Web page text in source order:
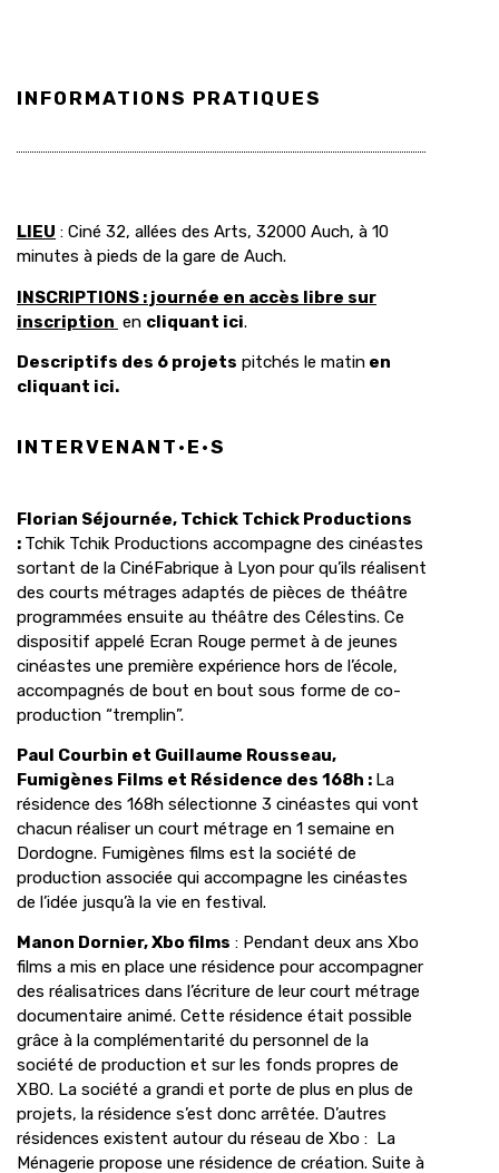
INFORMATIONS PRATIQUES
LIEU : Ciné 32, allées des Arts, 32000 Auch, à 10
minutes à pieds de la gare de Auch.
INSCRIPTIONS : journée en accès libre sur
inscription en cliquant ici.
Descriptifs des 6 projets pitchés le matin en
cliquant ici.
INTERVENANT·E·S
Florian Séjournée, Tchick Tchick Productions
: Tchik Tchik Productions accompagne des cinéastes
sortant de la CinéFabrique à Lyon pour qu’ils réalisent
des courts métrages adaptés de pièces de théâtre
programmées ensuite au théâtre des Célestins. Ce
dispositif appelé Ecran Rouge permet à de jeunes
cinéastes une première expérience hors de l’école,
accompagnés de bout en bout sous forme de co-
production “tremplin”.
Paul Courbin et Guillaume Rousseau,
Fumigènes Films et Résidence des 168h : La
résidence des 168h sélectionne 3 cinéastes qui vont
chacun réaliser un court métrage en 1 semaine en
Dordogne. Fumigènes films est la société de
production associée qui accompagne les cinéastes
de l’idée jusqu’à la vie en festival.
Manon Dornier, Xbo films : Pendant deux ans Xbo
films a mis en place une résidence pour accompagner
des réalisatrices dans l’écriture de leur court métrage
documentaire animé. Cette résidence était possible
grâce à la complémentarité du personnel de la
société de production et sur les fonds propres de
XBO. La société a grandi et porte de plus en plus de
projets, la résidence s’est donc arrêtée. D’autres
résidences existent autour du réseau de Xbo : La
Ménagerie propose une résidence de création. Suite à